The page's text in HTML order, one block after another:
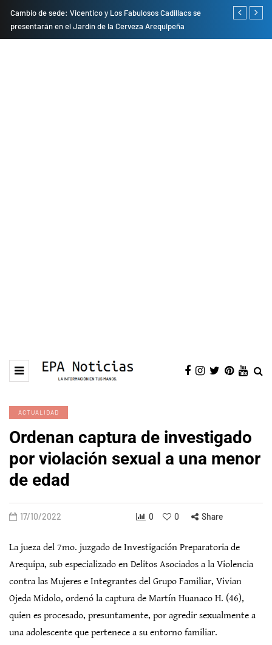
Cambio de sede: Vicentico y Los Fabulosos Cadillacs se
presentarán en el Jardín de la Cerveza Arequipeña
Empresas
ACTUALIDAD
Ordenan captura de investigado
por violación sexual a una menor
de edad
17/10/2022 0 0 Share
La jueza del 7mo. juzgado de Investigación Preparatoria de
Arequipa, sub especializado en Delitos Asociados a la Violencia
contra las Mujeres e Integrantes del Grupo Familiar, Vivian
Ojeda Midolo, ordenó la captura de Martín Huanaco H. (46),
quien es procesado, presuntamente, por agredir sexualmente a
una adolescente que pertenece a su entorno familiar.